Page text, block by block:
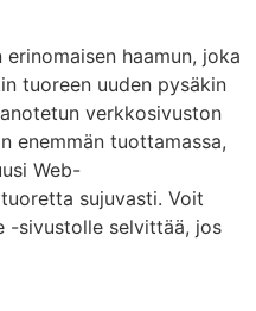
haamun, joka
tuoreen uuden pysäkin
verkkosivuston
enemmän tuottamassa,
Web-
sujuvasti. Voit
-sivustolle selvittää, jos